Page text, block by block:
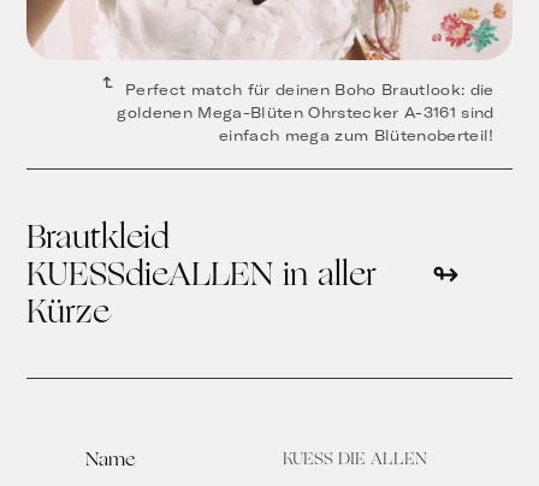
Perfect match für deinen Boho Brautlook: die
goldenen Mega-Blüten Ohrstecker A-3161 sind
einfach mega zum Blütenoberteil!
Brautkleid
KUESSdieALLEN in aller
Kürze
Name KUESS DIE ALLEN